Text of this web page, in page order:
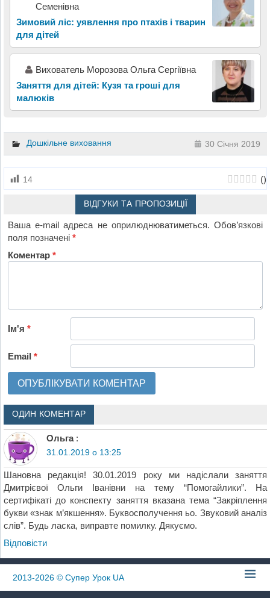
Семенівна
Зимовий ліс: уявлення про птахів і тварин
для дітей
Вихователь Морозова Ольга Сергіївна
Заняття для дітей: Кузя та гроші для
малюків
Дошкільне виховання 30 Січня 2019
14 ()
ВІДГУКИ ТА ПРОПОЗИЦІЇ
Ваша e-mail адреса не оприлюднюватиметься. Обов’язкові
поля позначені*
Коментар*
Ім'я*
Email*
ОДИН КОМЕНТАР
Ольга :
31.01.2019 о 13:25
Шановна редакція! 30.01.2019 року ми надіслали заняття
Дмитрієвої Ольги Іванівни на тему “Помогайлики”. На
сертифікаті до конспекту заняття вказана тема “Закріплення
букви «знак м’якшення». Буквосполучення ьо. Звуковий аналіз
слів”. Будь ласка, виправте помилку. Дякуємо.
Відповіcти
2013-2026 © Супер Урок UA